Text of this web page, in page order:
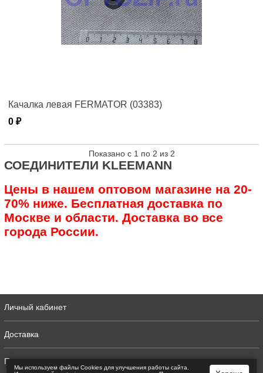
Качалка левая FERMATOR (03383)
0 ₽
Показано с 1 по 2 из 2
СОЕДИНИТЕЛИ KLEEMANN
Цены в нашем оптовом магазине на 20-
70% ниже. Бесплатная доставка по
Москве и области. Доставка во все
города России.
Личный кабинет
Доставка
Полная версия
Мы используем файлы Сookies для улучшения работы сайта.